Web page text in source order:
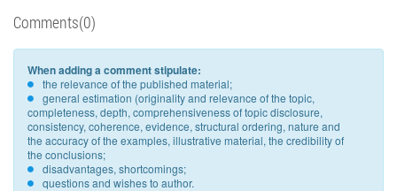
Comments(0)
When adding a comment stipulate:
the relevance of the published material;
general estimation (originality and relevance of the topic,
completeness, depth, comprehensiveness of topic disclosure,
consistency, coherence, evidence, structural ordering, nature and
the accuracy of the examples, illustrative material, the credibility of
the conclusions;
disadvantages, shortcomings;
questions and wishes to author.